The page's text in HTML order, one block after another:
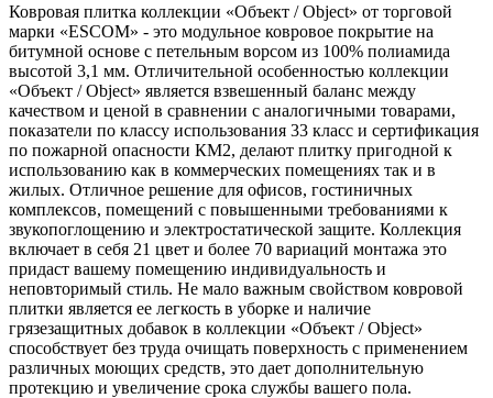
Ковровая плитка коллекции «Объект / Object» от торговой
марки «ESCOM» - это модульное ковровое покрытие на
битумной основе с петельным ворсом из 100% полиамида
высотой 3,1 мм. Отличительной особенностью коллекции
«Объект / Object» является взвешенный баланс между
качеством и ценой в сравнении с аналогичными товарами,
показатели по классу использования 33 класс и сертификация
по пожарной опасности КМ2, делают плитку пригодной к
использованию как в коммерческих помещениях так и в
жилых. Отличное решение для офисов, гостиничных
комплексов, помещений с повышенными требованиями к
звукопоглощению и электростатической защите. Коллекция
включает в себя 21 цвет и более 70 вариаций монтажа это
придаст вашему помещению индивидуальность и
неповторимый стиль. Не мало важным свойством ковровой
плитки является ее легкость в уборке и наличие
грязезащитных добавок в коллекции «Объект / Object»
способствует без труда очищать поверхность с применением
различных моющих средств, это дает дополнительную
протекцию и увеличение срока службы вашего пола.